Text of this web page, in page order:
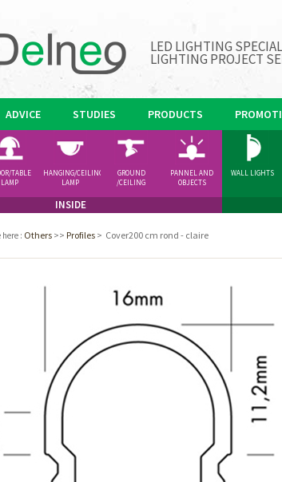
LED LIGHTING
LIGHTING PROJECT
ADVICE STUDIES PRODUCTS
INSIDE
TABLE
LAMP
HANGING/CEILING
LAMP
GROUND
/CEILING
PANNEL AND
OBJECTS
WALL LIGHTS
here : Others >> Profiles > Cover200 cm rond - claire